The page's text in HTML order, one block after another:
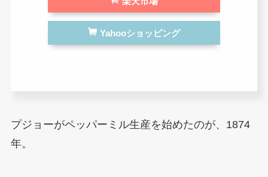
Yahooショッピング
プジョーがペッパーミル生産を始めたのが、1874
年。